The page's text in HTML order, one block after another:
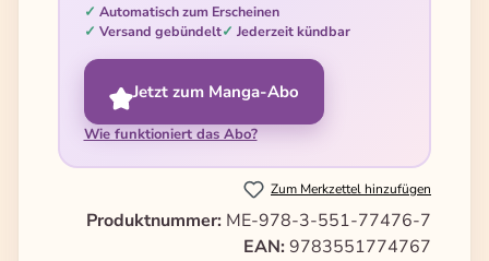
Automatisch zum Erscheinen
Versand gebündelt
Jederzeit kündbar
Jetzt zum Manga-Abo
Wie funktioniert das Abo?
Zum Merkzettel hinzufügen
Produktnummer: ME-978-3-551-77476-7
EAN: 9783551774767